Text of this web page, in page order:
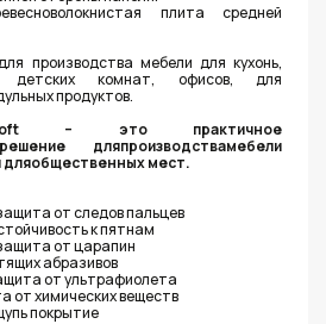
плита средней
производства мебели для кухонь,
детских комнат, офисов, для
продуктов.
– это практичное
дляпроизводствамебели
дляобщественных мест.
от следов пальцев
к пятнам
от царапин
абразивов
от ультрафиолета
от химических веществ
покрытие